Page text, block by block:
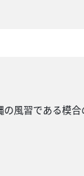
風習である